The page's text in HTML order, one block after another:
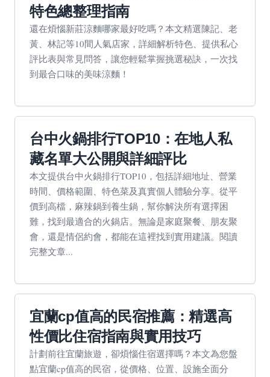
特色總整理指南
還在煩惱新莊涼麵哪家最好吃嗎？本文精選陳記、老
黃、林記等10間人氣店家，詳細解析特色、提供私心
評比表與常見問答，讓您輕鬆掌握挑選秘訣，一次找
到最合口味的美味涼麵！
台中火鍋排行TOP10：在地人私
藏名單大公開與詳細評比
本文提供台中火鍋排行TOP10，包括詳細地址、營業
時間、價格範圍、特色菜及真實個人體驗分享。從平
價到高檔，麻辣鍋到養生鍋，幫你解決所有選擇困
難，找到最適合的火鍋店。無論是家庭聚餐、朋友聚
會，還是情侶約會，都能在這裡找到實用建議。閱讀
完整文章...
宜蘭cp值高的民宿推薦：精選高
性價比住宿指南與實用技巧
計劃前往宜蘭旅遊，卻煩惱住宿選擇嗎？本文為您盤
點宜蘭cp值高的民宿，從價格、位置、設施全面分